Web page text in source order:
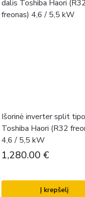
Išorinė inverter split
Toshiba Haori (R32
4,6 / 5,5 kW
1,280.00 €
Į krepšelį